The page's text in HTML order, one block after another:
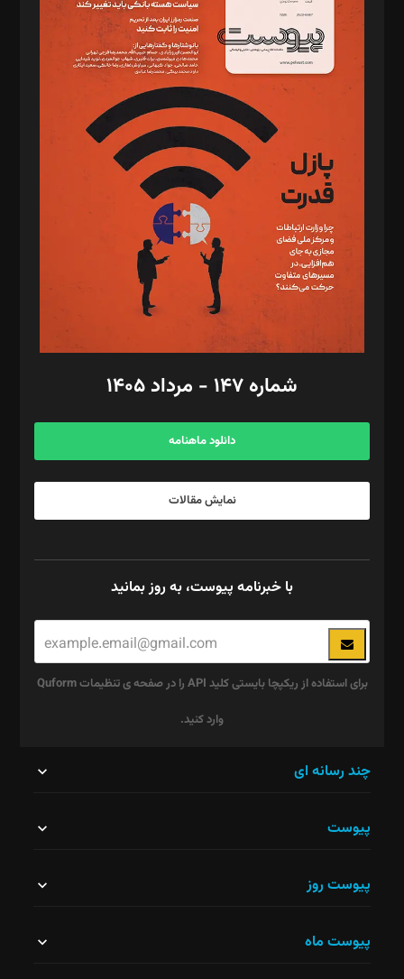
د‌بیر ناداستان: سمانه سمیع
د‌بیر خدمت و تجارت: ابوالفضل رجبی
د‌بیر حقوق فناوری: حسام‌الدین ایپکچی
د‌بیر پیوست جهان: مینا پاکدل
د‌بیر تحریریه آنلاین: بابک نقاش
تحریریه‌: مجتبی محمود‌ی، آرش برهمند، یسنا امان‌پور، سروش کرمیان،
مصطفی مسجدی آرانی، ابوالفضل رجبی، زهرا فکرانه، فائزه فتحی
رستمی،مصطفی باستان
ویرایش: نگار استاد‌‌آقا
طراح یونیفرم: مجید توکلی
فیلمبرداری و عکاسی: امیر شفیعی، مانی لطفی زاده
گرافیک و صفحه‌آرایی: سید‌سبحان‌علی ثابت
مد‌یر توسعه تجاری: کامبیز برید‌
امور مالی: شاپور رهبری، محمد‌ کاظمی‌نیا
آگهی و مشترکین: ۰۹۱۹۹۹۹۰۴۵۴
شماره ۱۴۷ - مرداد ۱۴۰۵
دانلود ماهنامه
نمایش مقالات
با خبرنامه پیوست، به روز بمانید
برای استفاده از ریکپچا بایستی کلید API را در صفحه ی تنظیمات Quform
وارد کنید.
نباید
شود.
چند رسانه ای
پیوست
پیوست روز
پیوست ماه